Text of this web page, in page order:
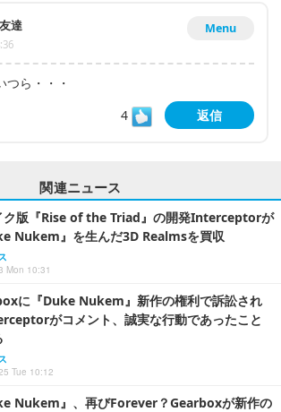
Menu
達
つら・・・
4
返信
関連ニュース
ク版『Rise of the Triad』の開発Interceptorが
Nukem』を生んだ3D Realmsを買収
Mon 10:31
に『Duke Nukem』新作の権利で訴訟され
がコメント、誠実な行動であったこと
Tue 10:12
Nukem』、再びForever？Gearboxが新作の